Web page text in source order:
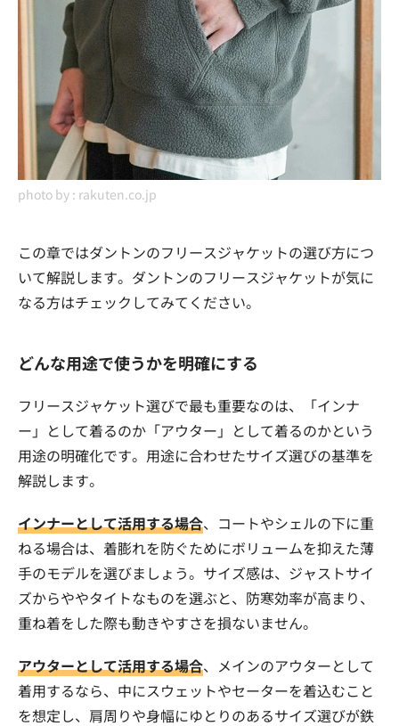
photo by : rakuten.co.jp
この章ではダントンのフリースジャケットの選び方につ
いて解説します。ダントンのフリースジャケットが気に
なる方はチェックしてみてください。
どんな用途で使うかを明確にする
フリースジャケット選びで最も重要なのは、「インナ
ー」として着るのか「アウター」として着るのかという
用途の明確化です。用途に合わせたサイズ選びの基準を
解説します。
インナーとして活用する場合、コートやシェルの下に重
ねる場合は、着膨れを防ぐためにボリュームを抑えた薄
手のモデルを選びましょう。サイズ感は、ジャストサイ
ズからややタイトなものを選ぶと、防寒効率が高まり、
重ね着をした際も動きやすさを損ないません。
アウターとして活用する場合、メインのアウターとして
着用するなら、中にスウェットやセーターを着込むこと
を想定し、肩周りや身幅にゆとりのあるサイズ選びが鉄